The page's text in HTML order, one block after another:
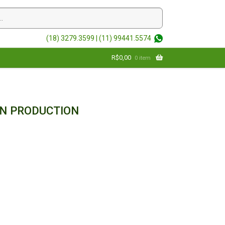
(18) 3279.3599 | (11) 99441.5574
R$0,00 0 item
PRODUCTION